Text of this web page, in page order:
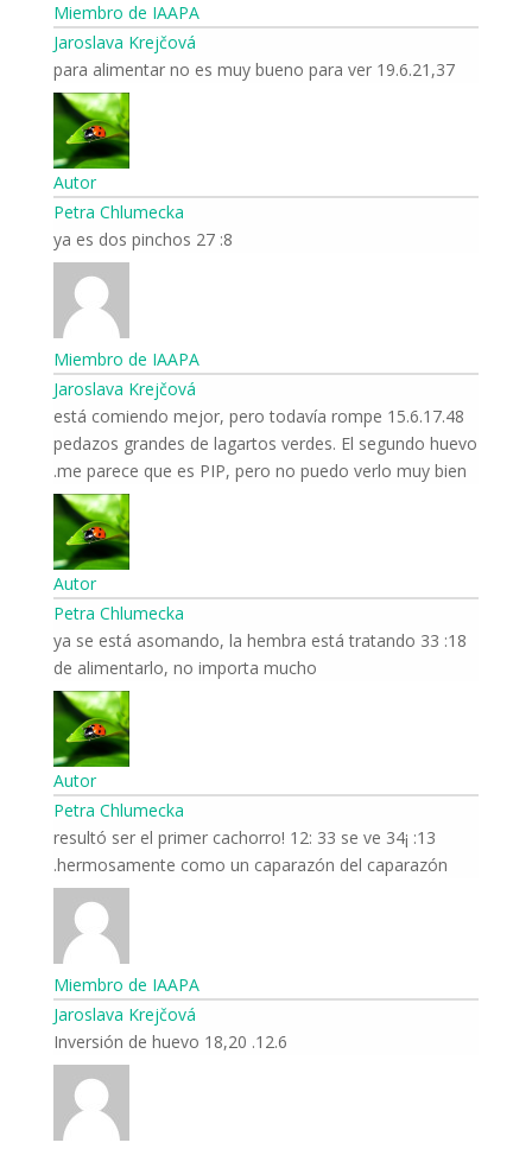
Miembro de IAAPA
Jaroslava Krejčová
19.6.21,37 para alimentar no es muy bueno para ver
Autor
Petra Chlumecka
8: 27 ya es dos pinchos
Miembro de IAAPA
Jaroslava Krejčová
15.6.17.48 está comiendo mejor, pero todavía rompe
pedazos grandes de lagartos verdes. El segundo huevo
me parece que es PIP, pero no puedo verlo muy bien.
Autor
Petra Chlumecka
18: 33 ya se está asomando, la hembra está tratando
de alimentarlo, no importa mucho
Autor
Petra Chlumecka
13: ¡34 resultó ser el primer cachorro! 12: 33 se ve
hermosamente como un caparazón del caparazón.
Miembro de IAAPA
Jaroslava Krejčová
12.6. Inversión de huevo 18,20